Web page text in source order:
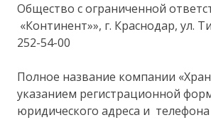
Общество с ограниченной
«Континент»», г. Краснодар, ул.
252-54-00
Полное название компании
указанием регистрационной
юридического адреса и телефона